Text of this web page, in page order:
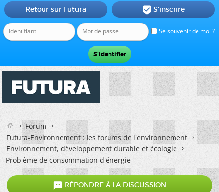
Se souvenir de moi ?
Retour sur Futura  S'inscrire
Forum
Futura-Environnement : les forums de l'environnement
Environnement, développement durable et écologie
Problème de consommation d'énergie
 RÉPONDRE À LA DISCUSSION